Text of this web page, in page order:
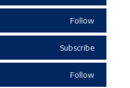
Follow
Subscribe
Follow